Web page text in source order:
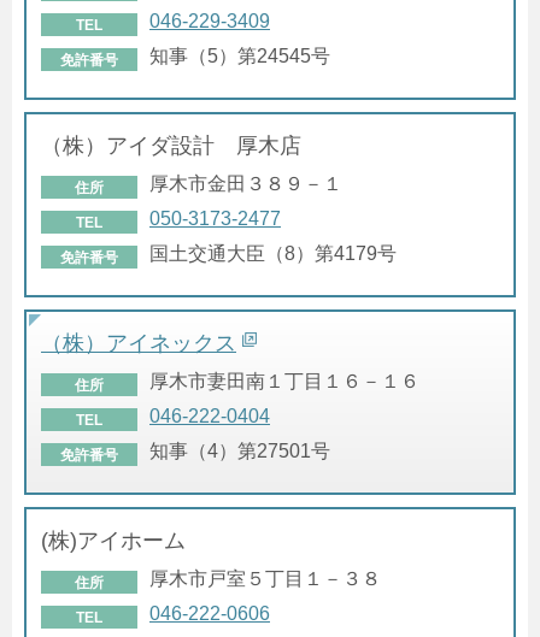
TEL 046-229-3409
免許番号 知事（5）第24545号
（株）アイダ設計 厚木店
住所 厚木市金田３８９－１
TEL 050-3173-2477
免許番号 国土交通大臣（8）第4179号
（株）アイネックス
住所 厚木市妻田南１丁目１６－１６
TEL 046-222-0404
免許番号 知事（4）第27501号
(株)アイホーム
住所 厚木市戸室５丁目１－３８
TEL 046-222-0606